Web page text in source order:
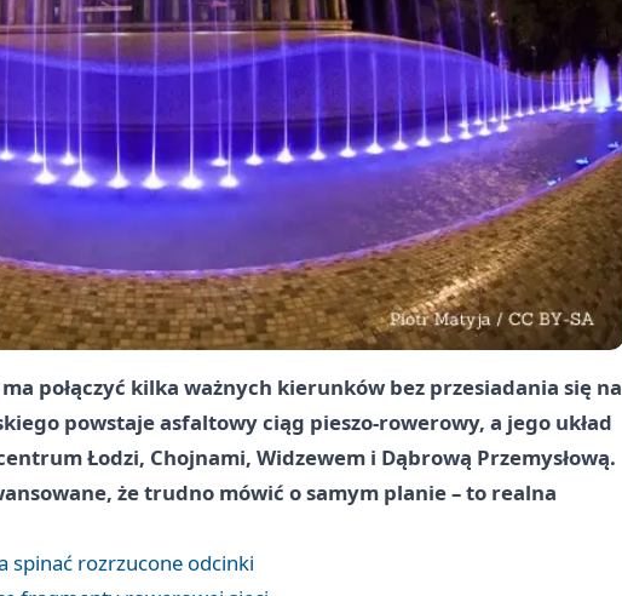
połączyć kilka ważnych kierunków bez przesiadania się na
powstaje asfaltowy ciąg pieszo-rowerowy, a jego układ
Łodzi, Chojnami, Widzewem i Dąbrową Przemysłową.
że trudno mówić o samym planie – to realna
spinać rozrzucone odcinki